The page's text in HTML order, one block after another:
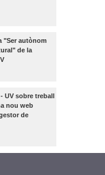
"Ser autònom
de la
UV sobre treball
nou web
de